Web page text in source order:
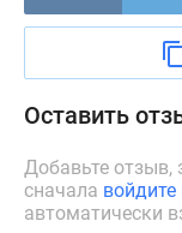
Семейная
Военная
ипотека
программы
Медиа
Оставить
Добавьте отзыв,
сначала войдите
автоматически